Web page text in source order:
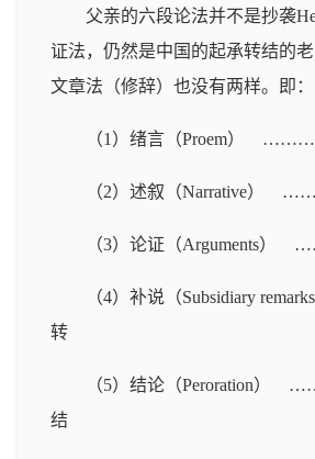
父亲的六段论法并不是抄袭
证法，仍然是中国的起承转结的
文章法（修辞）也没有两样。即：
（1）绪言（Proem）
（2）述叙（Narrative
（3）论证（Arguments
（4）补说（Subsidiary
转
（5）结论（Peroration
结